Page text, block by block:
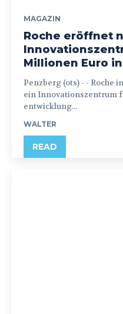
MAGAZIN
Roche eröffnet
Millionen Euro
Penzberg (ots) - - Roche investiert 300 Millionen Euro in
ein Innovationszentrum
entwicklung...
WALTER
READ